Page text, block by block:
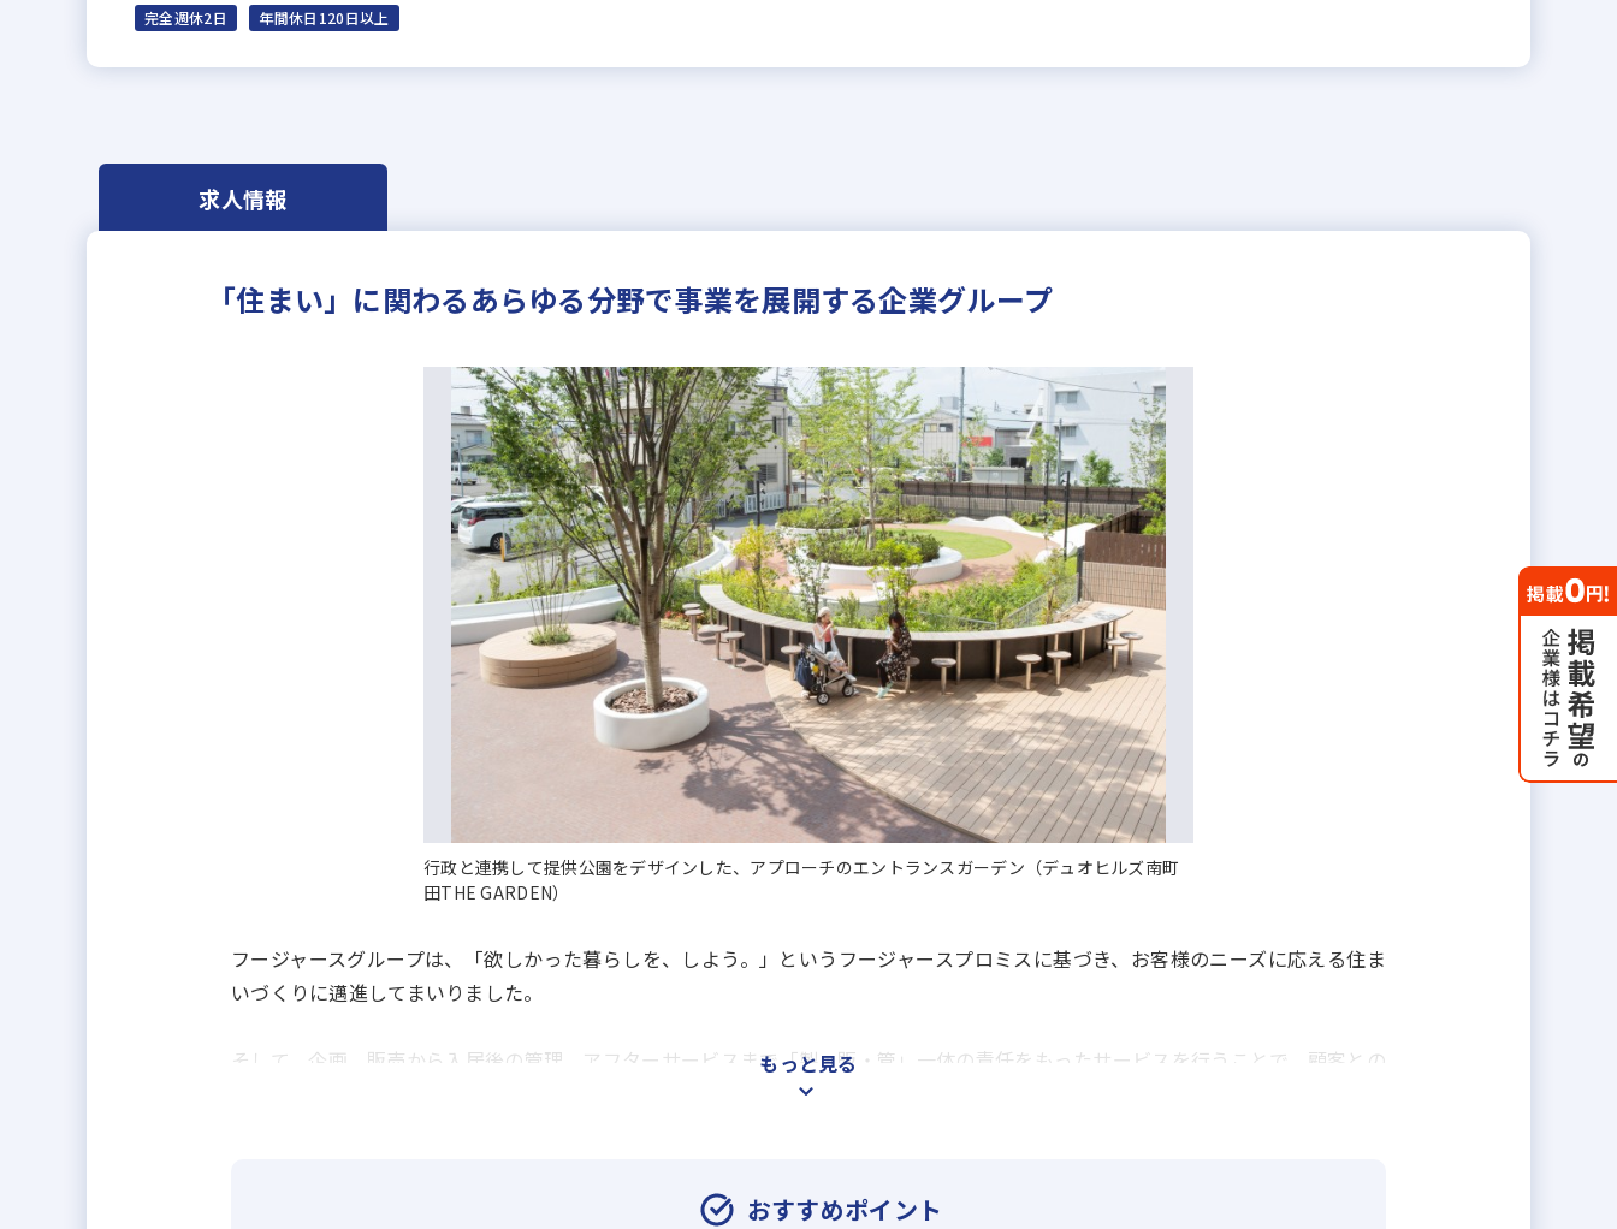
完全週休2日
年間休日120日以上
求人情報
「住まい」に関わるあらゆる分野で事業を展開する企業グループ
行政と連携して提供公園をデザインした、アプローチのエントランスガーデン（デュオヒルズ南町
田THE GARDEN）
フージャースグループは、「欲しかった暮らしを、しよう。」というフージャースプロミスに基づき、お客様のニーズに応える住ま
いづくりに邁進してまいりました。
そして、企画、販売から入居後の管理、アフターサービスまで「製・販・管」一体の責任をもったサービスを行うことで、顧客との
末永い付き合いを実現するとともに、真の顧客満足度No.1の企業グループであることを目指しています。
ループになるとともに、地域社会や日本の住環境の向上に貢献していきます。
もっと見る
おすすめポイント